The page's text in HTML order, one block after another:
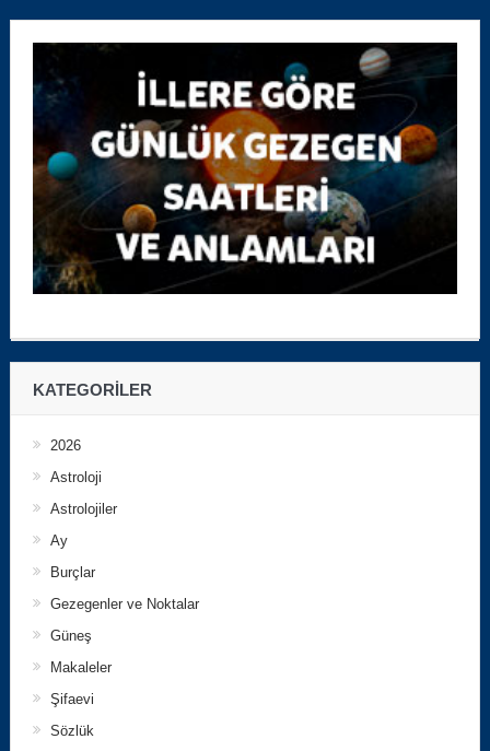
KATEGORILER
2026
Astroloji
Astrolojiler
Ay
Burçlar
Gezegenler ve Noktalar
Güneş
Makaleler
Şifaevi
Sözlük